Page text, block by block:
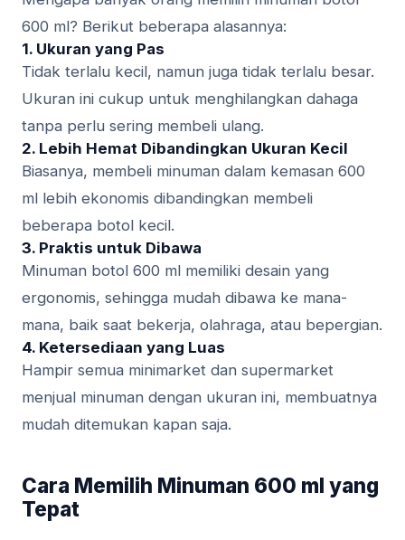
600 ml? Berikut beberapa alasannya:
1. Ukuran yang Pas
Tidak terlalu kecil, namun juga tidak terlalu besar.
Ukuran ini cukup untuk menghilangkan dahaga
tanpa perlu sering membeli ulang.
2. Lebih Hemat Dibandingkan Ukuran Kecil
Biasanya, membeli minuman dalam kemasan 600
ml lebih ekonomis dibandingkan membeli
beberapa botol kecil.
3. Praktis untuk Dibawa
Minuman botol 600 ml memiliki desain yang
ergonomis, sehingga mudah dibawa ke mana-
mana, baik saat bekerja, olahraga, atau bepergian.
4. Ketersediaan yang Luas
Hampir semua minimarket dan supermarket
menjual minuman dengan ukuran ini, membuatnya
mudah ditemukan kapan saja.
Cara Memilih Minuman 600 ml yang
Tepat